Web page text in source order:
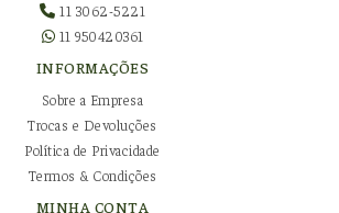
11 3062-5221
11 950420361
INFORMAÇÕES
Sobre a Empresa
Trocas e Devoluções
Política de Privacidade
Termos & Condições
MINHA CONTA